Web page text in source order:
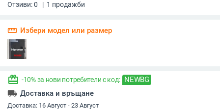
Отзиви:0 | 1 продажби
straighten Избери модел или размер
redeem -10% за нови потребители с код: NEWBG
local_shipping Доставка и връщане
Доставка: 16 Август - 23 Август